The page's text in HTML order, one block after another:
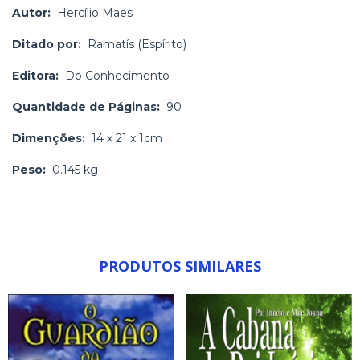
Autor: Hercílio Maes
Ditado por: Ramatís (Espírito)
Editora: Do Conhecimento
Quantidade de Páginas: 90
Dimenções: 14 x 21 x 1cm
Peso: 0.145 kg
PRODUTOS SIMILARES